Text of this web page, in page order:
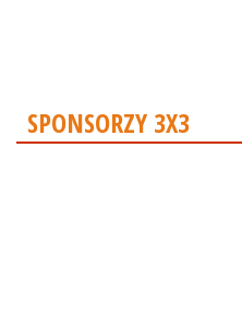
SPONSORZY 3X3